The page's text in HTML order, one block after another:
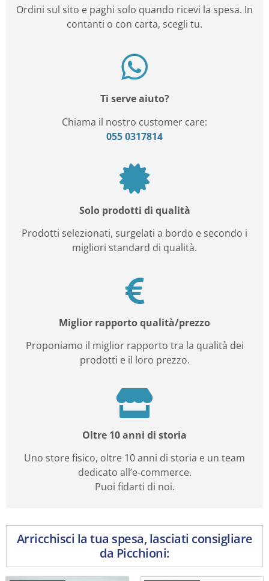
Ordini sul sito e paghi solo quando ricevi la spesa. In
contanti o con carta, scegli tu.
Ti serve aiuto?
Chiama il nostro customer care:
055 0317814
Solo prodotti di qualità
Prodotti selezionati, surgelati a bordo e secondo i
migliori standard di qualità.
Miglior rapporto qualità/prezzo
Proponiamo il miglior rapporto tra la qualità dei
prodotti e il loro prezzo.
Oltre 10 anni di storia
Uno store fisico, oltre 10 anni di storia e un team
dedicato all’e-commerce.
Puoi fidarti di noi.
Arricchisci la tua spesa, lasciati consigliare
da Picchioni: